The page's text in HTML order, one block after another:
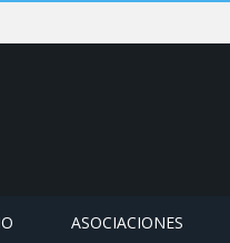
ASOCIACIONES